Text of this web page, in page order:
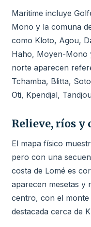
Maritime incluye
Mono y la comuna
como Kloto, Agou,
Haho, Moyen-Mono
norte aparecen
Tchamba, Blitta,
Oti, Kpendjal,
Relieve, ríos y
El mapa físico
pero con una
costa de Lomé es
aparecen mesetas y
centro, con el
destacada cerca de